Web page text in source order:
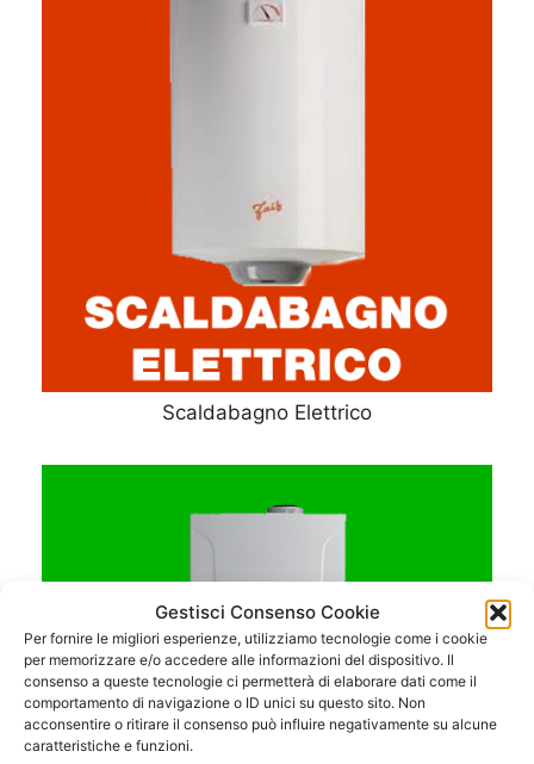
Gestisci Consenso Cookie
Per fornire le migliori esperienze, utilizziamo tecnologie come i cookie
per memorizzare e/o accedere alle informazioni del dispositivo. Il
consenso a queste tecnologie ci permetterà di elaborare dati come il
comportamento di navigazione o ID unici su questo sito. Non
acconsentire o ritirare il consenso può influire negativamente su alcune
caratteristiche e funzioni.
Scaldabagno Elettrico